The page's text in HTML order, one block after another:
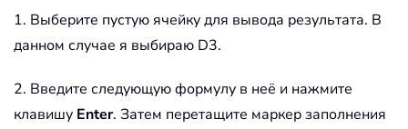
1. Выберите пустую ячейку для вывода результата. В
данном случае я выбираю D3.
2. Введите следующую формулу в неё и нажмите
клавишу Enter. Затем перетащите маркер заполнения